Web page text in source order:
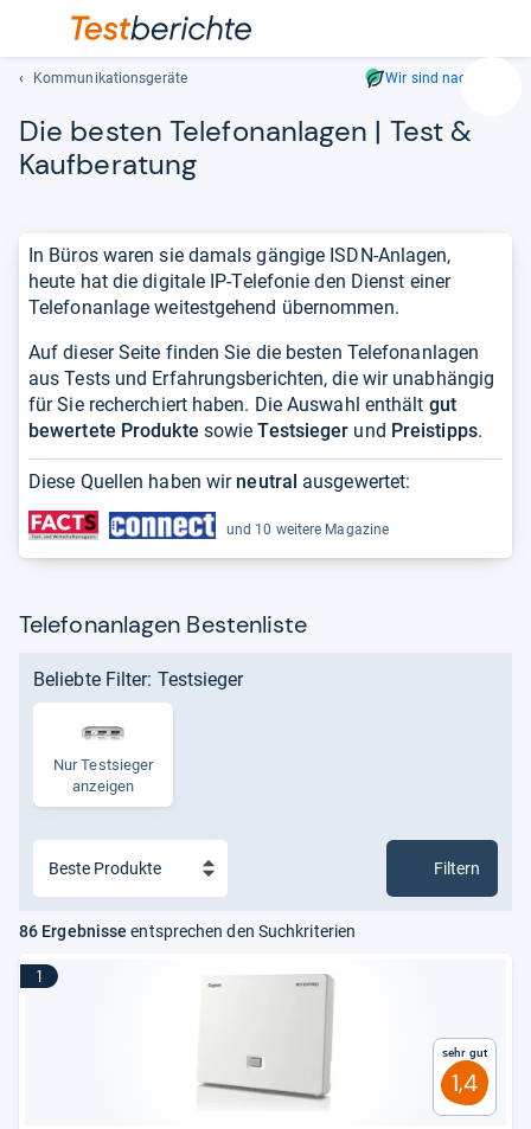
Geben
und
lassen
mit
den
Kommunikationsgeräte Wir sind nachhaltig
Die bes­ten Tele­fon­an­la­gen | Test &
Kauf­be­ra­tung
In Büros waren sie damals gängige ISDN-Anlagen,
heute hat die digitale IP-Telefonie den Dienst einer
Telefonanlage weitestgehend übernommen.
Auf dieser Seite finden Sie die besten Telefonanlagen
aus Tests und Erfahrungsberichten, die wir unabhängig
für Sie recherchiert haben. Die Auswahl enthält gut
bewertete Produkte sowieTestsieger und Preistipps.
Diese Quellen haben wir neutral ausgewertet:
und 10 weitere Magazine
Telefonanlagen Bestenliste
Beliebte Filter: Testsieger
Nur Test­sie­ger
anzei­gen
Filtern
86 Ergebnisse entsprechen den Suchkriterien
1
Sehr gut
1,4